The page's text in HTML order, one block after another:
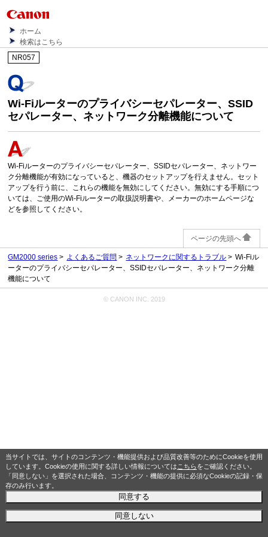
当サイトでは、サイトのコンテンツ・機能提供および品質改善等のためにCookieを使用
しています。Cookieの使用に関する詳しい情報については こちらをご確認ください。
「同意しない」を選択された場合、コンテンツ・機能の提供に必須なCookieの記録・保
存のみ行います。
同意する
同意しない
ホーム
検索はこちら
NR057
Wi-Fiルーターのプライバシーセパレーター、SSID
セパレーター、ネットワーク分離機能について
Wi-Fiルーターのプライバシーセパレーター、SSIDセパレーター、ネットワー
ク分離機能が有効になっていると、機器のセットアップを行えません。セット
アップを行う前に、これらの機能を無効にしてください。無効にする手順につ
いては、ご使用のWi-Fiルーターの取扱説明書や、メーカーのホームページな
どを参照してください。
ページの先頭へ
GM2000 series よくあるご質問 ネットワークに関するトラブル
Wi-Fiル
ーターのプライバシーセパレーター、SSIDセパレーター、ネットワーク分離
機能について
© CANON INC. 2019